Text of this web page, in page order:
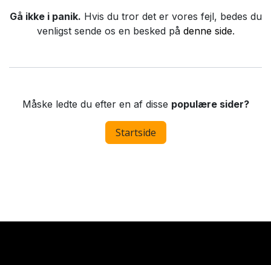
Gå ikke i panik. Hvis du tror det er vores fejl, bedes du
venligst sende os en besked på denne side.
Måske ledte du efter en af disse populære sider?
Startside